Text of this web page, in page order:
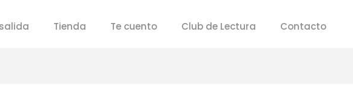
Tienda Te cuento Club de Lectura Contacto